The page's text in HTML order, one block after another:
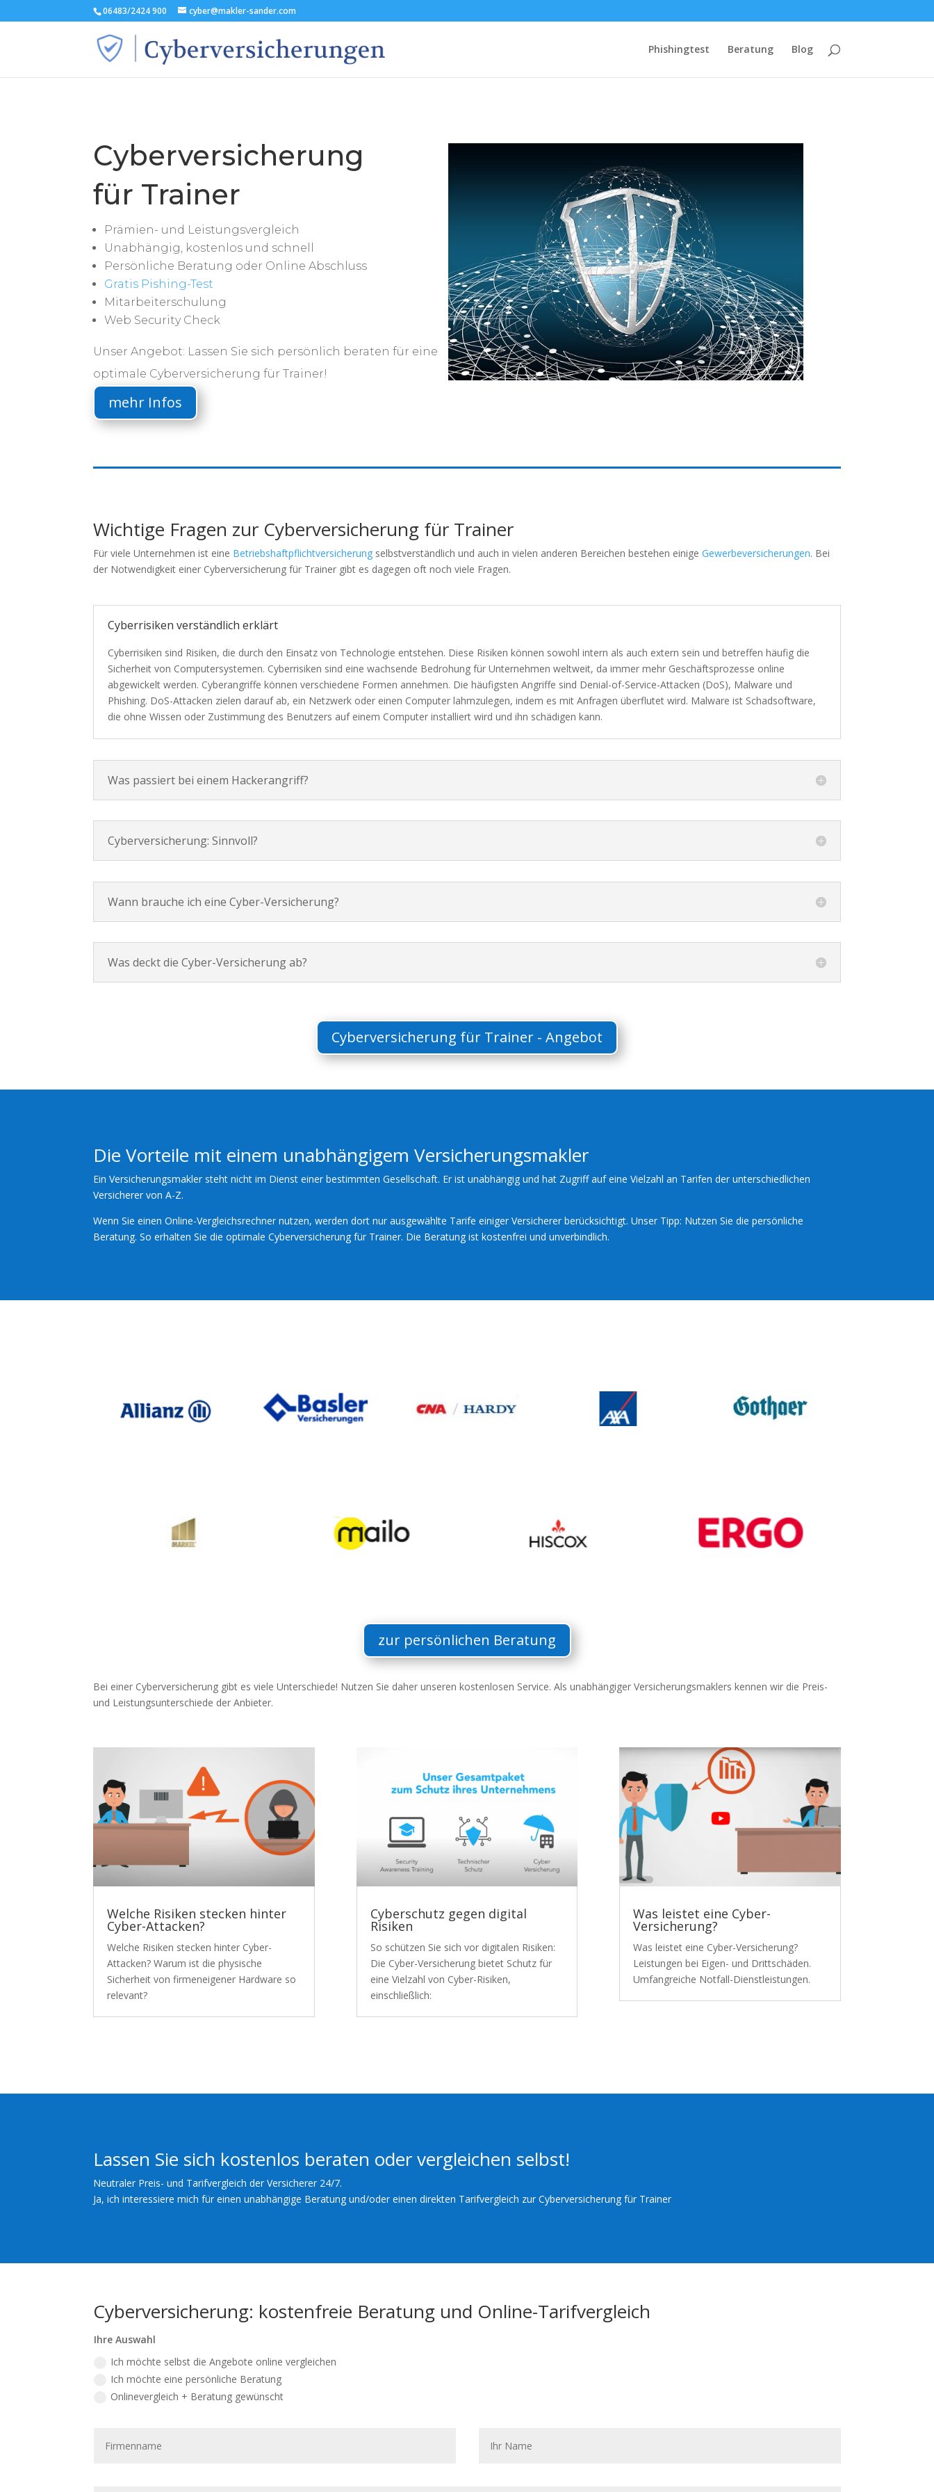
06483/2424 900 cyber@makler-sander.com
Phishingtest Beratung Blog
Cyberversicherung
für Trainer
Prämien- und Leistungsvergleich
Unabhängig, kostenlos und schnell
Persönliche Beratung oder Online Abschluss
Gratis Pishing-Test
Mitarbeiterschulung
Web Security Check
Unser Angebot: Lassen Sie sich persönlich beraten für eine
optimale Cyberversicherung für Trainer!
mehr Infos
Wichtige Fragen zur Cyberversicherung für Trainer
Für viele Unternehmen ist eine Betriebshaftpflichtversicherung selbstverständlich und auch in vielen anderen Bereichen bestehen einigeGewerbeversicherungen. Bei
der Notwendigkeit einer Cyberversicherung für Trainer gibt es dagegen oft noch viele Fragen.
Cyberrisiken verständlich erklärt
Cyberrisiken sind Risiken, die durch den Einsatz von Technologie entstehen. Diese Risiken können sowohl intern als auch extern sein und betreffen häufig die
Sicherheit von Computersystemen. Cyberrisiken sind eine wachsende Bedrohung für Unternehmen weltweit, da immer mehr Geschäftsprozesse online
abgewickelt werden. Cyberangriffe können verschiedene Formen annehmen. Die häufigsten Angriffe sind Denial-of-Service-Attacken (DoS), Malware und
Phishing. DoS-Attacken zielen darauf ab, ein Netzwerk oder einen Computer lahmzulegen, indem es mit Anfragen überflutet wird. Malware ist Schadsoftware,
die ohne Wissen oder Zustimmung des Benutzers auf einem Computer installiert wird und ihn schädigen kann.
Was passiert bei einem Hackerangriff?
Cyberversicherung: Sinnvoll?
Wann brauche ich eine Cyber-Versicherung?
Was deckt die Cyber-Versicherung ab?
Cyberversicherung für Trainer - Angebot
Die Vorteile mit einem unabhängigem Versicherungsmakler
Ein Versicherungsmakler steht nicht im Dienst einer bestimmten Gesellschaft. Er ist unabhängig und hat Zugriff auf eine Vielzahl an Tarifen der unterschiedlichen
Versicherer von A-Z.
Wenn Sie einen Online-Vergleichsrechner nutzen, werden dort nur ausgewählte Tarife einiger Versicherer berücksichtigt. Unser Tipp: Nutzen Sie die persönliche
Beratung. So erhalten Sie die optimale Cyberversicherung für Trainer. Die Beratung ist kostenfrei und unverbindlich.
zur persönlichen Beratung
Bei einer Cyberversicherung gibt es viele Unterschiede! Nutzen Sie daher unseren kostenlosen Service. Als unabhängiger Versicherungsmaklers kennen wir die Preis-
und Leistungsunterschiede der Anbieter.
Welche Risiken stecken hinter
Cyber-Attacken?
Welche Risiken stecken hinter Cyber-
Attacken? Warum ist die physische
Sicherheit von firmeneigener Hardware so
relevant?
Cyberschutz gegen digital
Risiken
So schützen Sie sich vor digitalen Risiken:
Die Cyber-Versicherung bietet Schutz für
eine Vielzahl von Cyber-Risiken,
einschließlich:
Was leistet eine Cyber-
Versicherung?
Was leistet eine Cyber-Versicherung?
Leistungen bei Eigen- und Drittschäden.
Umfangreiche Notfall-Dienstleistungen.
Lassen Sie sich kostenlos beraten oder vergleichen selbst!
Neutraler Preis- und Tarifvergleich der Versicherer 24/7.
Ja, ich interessiere mich für einen unabhängige Beratung und/oder einen direkten Tarifvergleich zur Cyberversicherung für Trainer
Cyberversicherung: kostenfreie Beratung und Online-Tarifvergleich
Ihre Auswahl
Ich möchte selbst die Angebote online vergleichen
Ich möchte eine persönliche Beratung
Onlinevergleich + Beratung gewünscht